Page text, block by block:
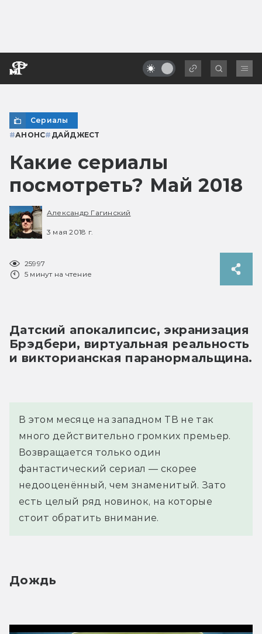
Сериалы
#АНОНС# ДАЙДЖЕСТ
Какие сериалы
посмотреть? Май 2018
Александр Гагинский
3 мая 2018 г.
25997
5 минут на чтение
Датский апокалипсис, экранизация
Брэдбери, виртуальная реальность
и викторианская паранормальщина.
В этом месяце на западном ТВ не так
много действительно громких премьер.
Возвращается только один
фантастический сериал — скорее
недооценённый, чем знаменитый. Зато
есть целый ряд новинок, на которые
стоит обратить внимание.
Дождь